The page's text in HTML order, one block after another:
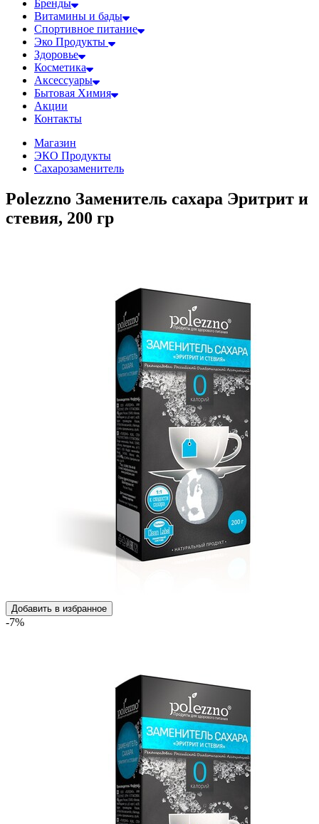
Бренды
Витамины и бады
Спортивное питание
Эко Продукты
Здоровье
Косметика
Аксессуары
Бытовая Химия
Акции
Контакты
Магазин
ЭКО Продукты
Сахарозаменитель
Polezzno Заменитель сахара Эритрит и
стевия, 200 гр
Добавить в избранное
-7%